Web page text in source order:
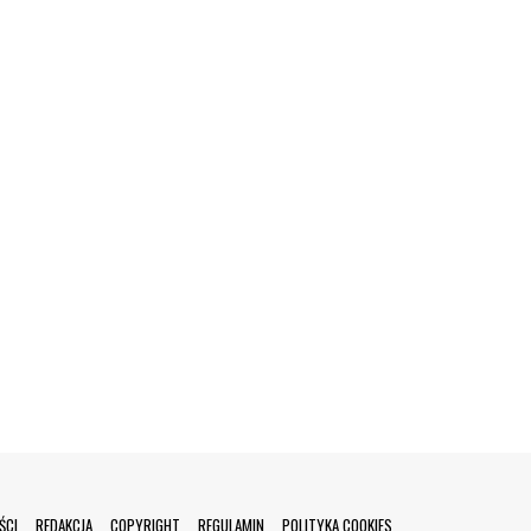
REDAKCJA COPYRIGHT REGULAMIN POLITYKA COOKIES